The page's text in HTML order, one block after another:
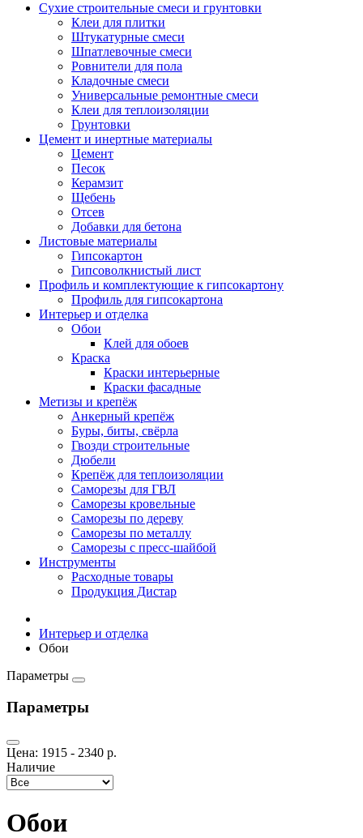
Сухие строительные смеси и грунтовки
Клеи для плитки
Штукатурные смеси
Шпатлевочные смеси
Ровнители для пола
Кладочные смеси
Универсальные ремонтные смеси
Клеи для теплоизоляции
Грунтовки
Цемент и инертные материалы
Цемент
Песок
Керамзит
Щебень
Отсев
Добавки для бетона
Листовые материалы
Гипсокартон
Гипсоволкнистый лист
Профиль и комплектующие к гипсокартону
Профиль для гипсокартона
Интерьер и отделка
Обои
Клей для обоев
Краска
Краски интерьерные
Краски фасадные
Метизы и крепёж
Анкерный крепёж
Буры, биты, свёрла
Гвозди строительные
Дюбели
Крепёж для теплоизоляции
Саморезы для ГВЛ
Саморезы кровельные
Саморезы по дереву
Саморезы по металлу
Саморезы с пресс-шайбой
Инструменты
Расходные товары
Продукция Дистар
Интерьер и отделка
Обои
Параметры
Параметры
Цена: 1915 - 2340 р.
Наличие
Обои